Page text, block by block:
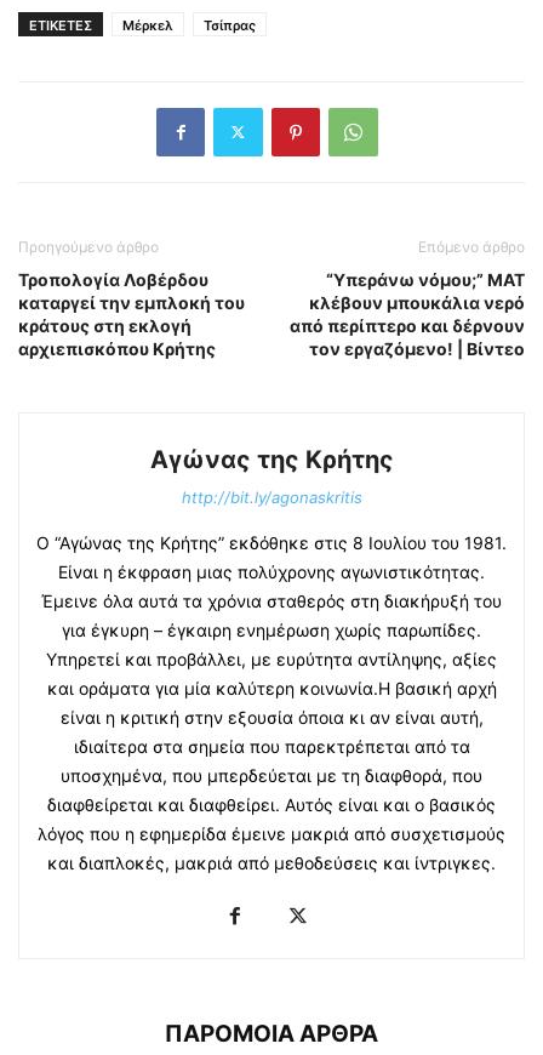
ΕΤΙΚΕΤΕΣ Μέρκελ Τσίπρας
Προηγούμενο άρθρο
Τροπολογία Λοβέρδου
καταργεί την εμπλοκή του
κράτους στη εκλογή
αρχιεπισκόπου Κρήτης
Επόμενο άρθρο
“Υπεράνω νόμου;” ΜΑΤ
κλέβουν μπουκάλια νερό
από περίπτερο και δέρνουν
τον εργαζόμενο! | Βίντεο
Αγώνας της Κρήτης
http://bit.ly/agonaskritis
Ο “Αγώνας της Κρήτης” εκδόθηκε στις 8 Ιουλίου του 1981.
Είναι η έκφραση μιας πολύχρονης αγωνιστικότητας.
Έμεινε όλα αυτά τα χρόνια σταθερός στη διακήρυξή του
για έγκυρη – έγκαιρη ενημέρωση χωρίς παρωπίδες.
Υπηρετεί και προβάλλει, με ευρύτητα αντίληψης, αξίες
και οράματα για μία καλύτερη κοινωνία.Η βασική αρχή
είναι η κριτική στην εξουσία όποια κι αν είναι αυτή,
ιδιαίτερα στα σημεία που παρεκτρέπεται από τα
υποσχημένα, που μπερδεύεται με τη διαφθορά, που
διαφθείρεται και διαφθείρει. Αυτός είναι και ο βασικός
λόγος που η εφημερίδα έμεινε μακριά από συσχετισμούς
και διαπλοκές, μακριά από μεθοδεύσεις και ίντριγκες.
ΠΑΡΟΜΟΙΑ ΑΡΘΡΑ